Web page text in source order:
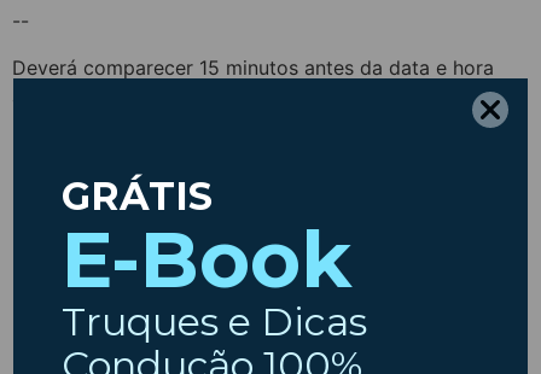
--
Deverá comparecer 15 minutos antes da data e hora
prioridade sobre os restantes clientes.
Muito Obrigado pela sua confiança.
Muito Obrigado pela sua preferência,
Registo de Marcação: